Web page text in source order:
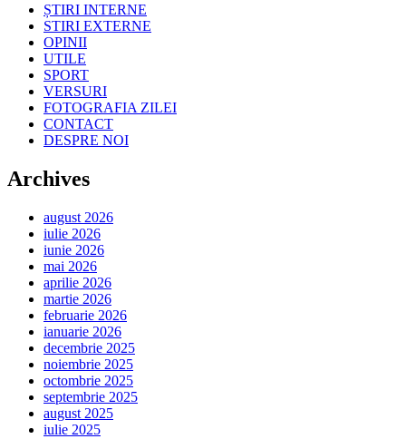
ȘTIRI INTERNE
STIRI EXTERNE
OPINII
UTILE
SPORT
VERSURI
FOTOGRAFIA ZILEI
CONTACT
DESPRE NOI
Archives
august 2026
iulie 2026
iunie 2026
mai 2026
aprilie 2026
martie 2026
februarie 2026
ianuarie 2026
decembrie 2025
noiembrie 2025
octombrie 2025
septembrie 2025
august 2025
iulie 2025